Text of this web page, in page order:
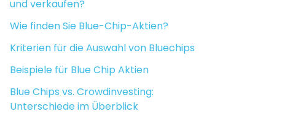
und verkaufen?
Wie finden Sie Blue-Chip-Aktien?
Kriterien für die Auswahl von Bluechips
Beispiele für Blue Chip Aktien
Blue Chips vs. Crowdinvesting:
Unterschiede im Überblick